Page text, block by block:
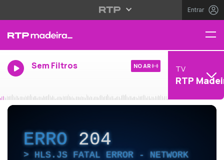
Entrar
Sem Filtros NO AR TV
RTP
ERRO204
HLS.JS FATAL ERROR - NETWORK